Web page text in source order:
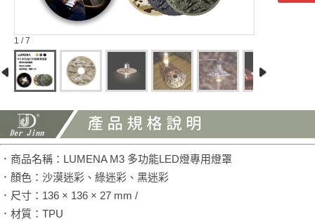
1 / 7
．商品名稱：LUMENA M3 多功能LED燈專用燈罩
．顏色：沙漠迷彩、綠迷彩、黑迷彩
．尺寸：136 × 136 × 27 mm /
．材質：TPU